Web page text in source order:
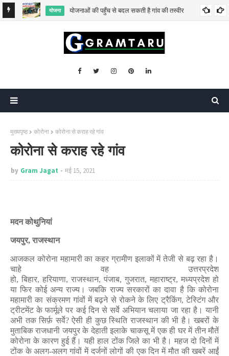
योजना योजनाओं की पहुँच से बदल सकती है गांव की तस्वीर
मुख्यपृष्ठ कोरोना कोरोना से कराह रहे गांव
कोरोना से कराह रहे गांव
by Gram Jagat मई 15, 2021
मदन कोथुनियां
जयपुर,राजस्थान
आजकल कोरोना महामारी का कहर ग्रामीण इलाकों में तेजी से बढ़ रहा है।
चाहे वह उत्तरप्रदेश
हो, बिहार, हरियाणा, राजस्थान, पंजाब, गुजरात, महाराष्ट्र, मध्यप्रदेश हो
या फिर कोई अन्य राज्य। जबकि राज्य सरकारों का दावा है कि कोरोना
महामारी का संक्रमण गांवों में बढ़ने से रोकने के लिए ट्रैकिंग, टेस्टिंग और
ट्रीटमेंट के फार्मूले पर कई दिन से सर्वे अभियान चलाया जा रहा है। यानी
अभी तक सिर्फ़ सर्वे?ऐसी ही कुछ स्थिति राजस्थान की भी है। खबरों के
मुताबिक राजधानी जयपुर के देहाती इलाके चाकसू में एक ही घर में तीन मौतें
कोरोना के कारण हुई हैं। यही हाल टोंक जिले का भी है। महज दो दिनों में
टोंक के अलग-अलग गांवों में दर्जनों लोगों की एक दिन में मौत की खबरें आईं